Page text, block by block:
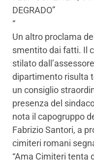
DEGRADO”
“
Un altro proclama
smentito dai fatti. Il
stilato
dipartimento risulta
un consiglio
presenza del
nota il capogruppo
Fabrizio Santori, a
cimiteri romani
“Ama Cimiteri tenta